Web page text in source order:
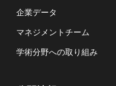
企業データ
マネジメントチーム
学術分野への取り組み